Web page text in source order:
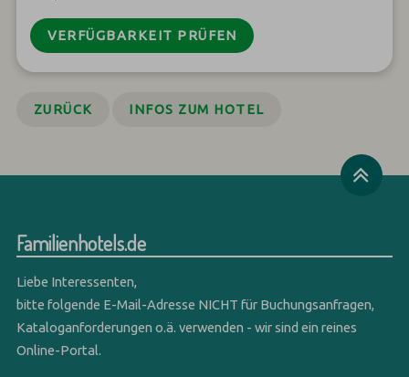
VERFÜGBARKEIT PRÜFEN
ZURÜCK INFOS ZUM HOTEL
Familienhotels.de
Liebe Interessenten,
bitte folgende E-Mail-Adresse NICHT für Buchungsanfragen,
Kataloganforderungen o.ä. verwenden - wir sind ein reines
Online-Portal.